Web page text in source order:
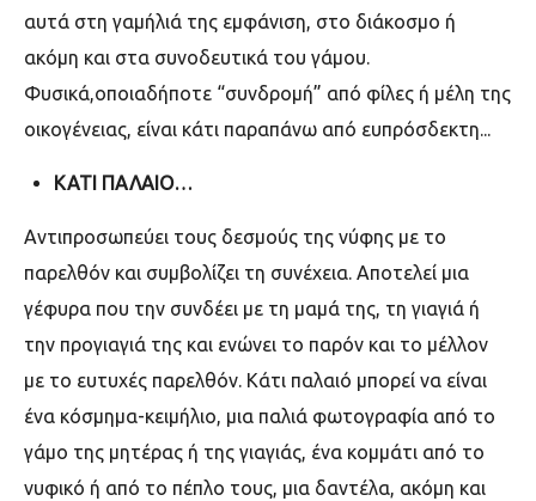
αυτά στη γαμήλιά της εμφάνιση, στο διάκοσμο ή
ακόμη και στα συνοδευτικά του γάμου.
Φυσικά,οποιαδήποτε “συνδρομή” από φίλες ή μέλη της
οικογένειας, είναι κάτι παραπάνω από ευπρόσδεκτη...
ΚΑΤΙ ΠΑΛΑΙΟ…
Αντιπροσωπεύει τους δεσμούς της νύφης με το
παρελθόν και συμβολίζει τη συνέχεια. Αποτελεί μια
γέφυρα που την συνδέει με τη μαμά της, τη γιαγιά ή
την προγιαγιά της και ενώνει το παρόν και το μέλλον
με το ευτυχές παρελθόν. Κάτι παλαιό μπορεί να είναι
ένα κόσμημα-κειμήλιο, μια παλιά φωτογραφία από το
γάμο της μητέρας ή της γιαγιάς, ένα κομμάτι από το
νυφικό ή από το πέπλο τους, μια δαντέλα, ακόμη και